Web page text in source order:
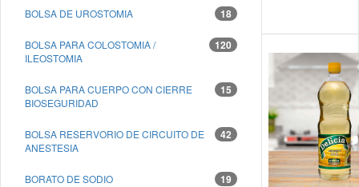
18
BOLSA DE UROSTOMIA
120
BOLSA PARA COLOSTOMIA /
ILEOSTOMIA
15
BOLSA PARA CUERPO CON CIERRE
BIOSEGURIDAD
42
BOLSA RESERVORIO DE CIRCUITO DE
ANESTESIA
19
BORATO DE SODIO